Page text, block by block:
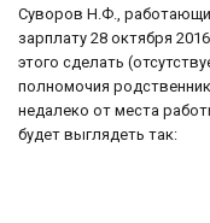
Суворов Н.Ф.,
зарплату 28 октября
этого сделать
полномочия
недалеко от места
будет выглядеть так: